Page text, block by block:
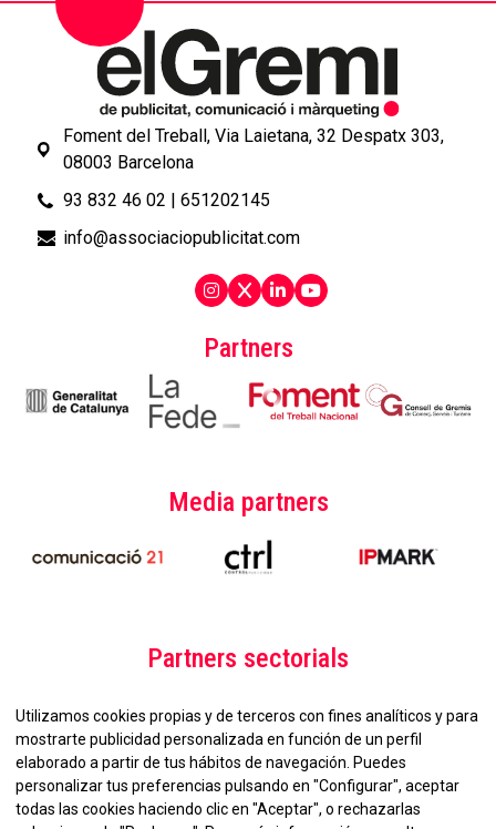
Partners
Media partners
Partners sectorials
Foment del Treball, Via Laietana, 32 Despatx 303,
08003 Barcelona
93 832 46 02
651202145
info@associaciopublicitat.com
Utilizamos cookies propias y de terceros con fines analíticos y para
mostrarte publicidad personalizada en función de un perfil
elaborado a partir de tus hábitos de navegación. Puedes
personalizar tus preferencias pulsando en "Configurar", aceptar
todas las cookies haciendo clic en "Aceptar", o rechazarlas